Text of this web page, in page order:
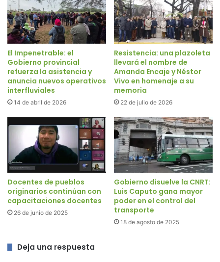
El Impenetrable: el
Gobierno provincial
refuerza la asistencia y
anuncia nuevos operativos
interfluviales
14 de abril de 2026
Resistencia: una plazoleta
llevará el nombre de
Amanda Encaje y Néstor
Vivo en homenaje a su
memoria
22 de julio de 2026
Docentes de pueblos
originarios continúan con
capacitaciones docentes
26 de junio de 2025
Gobierno disuelve la CNRT:
Luis Caputo gana mayor
poder en el control del
transporte
18 de agosto de 2025
Deja una respuesta